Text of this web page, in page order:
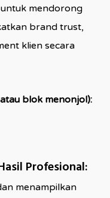
mendorong
brand trust,
klien secara
blok menonjol):
Profesional:
menampilkan